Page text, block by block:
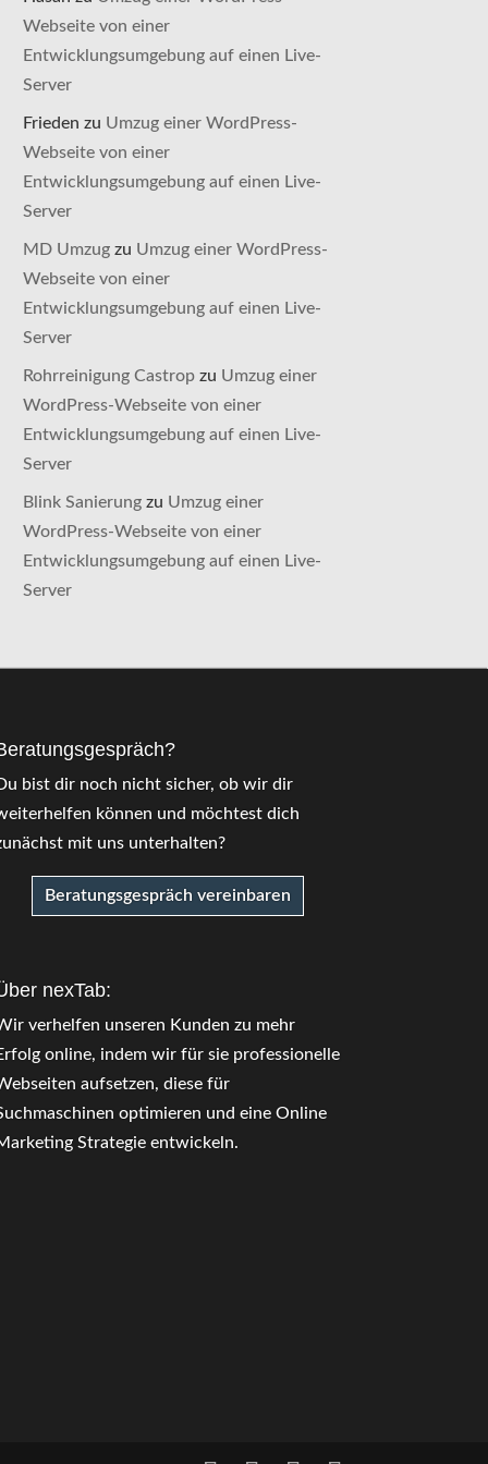
Webseite von einer
Entwicklungsumgebung auf einen Live-
Server
Frieden zu Umzug einer WordPress-
Webseite von einer
Entwicklungsumgebung auf einen Live-
Server
MD Umzug zu Umzug einer WordPress-
Webseite von einer
Entwicklungsumgebung auf einen Live-
Server
Rohrreinigung Castrop zu Umzug einer
WordPress-Webseite von einer
Entwicklungsumgebung auf einen Live-
Server
Blink Sanierung zu Umzug einer
WordPress-Webseite von einer
Entwicklungsumgebung auf einen Live-
Server
bist dir noch nicht sicher, ob wir dir
können und möchtest dich
mit uns unterhalten?
Beratungsgespräch vereinbaren
nexTab:
verhelfen unseren Kunden zu mehr
online, indem wir für sie professionelle
aufsetzen, diese für
optimieren und eine Online
Strategie entwickeln.